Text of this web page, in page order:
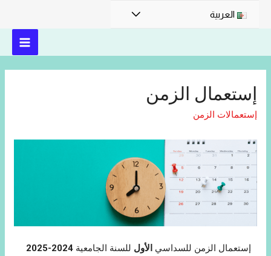
العربية
إستعمال الزمن
إستعمالات الزمن
إستعمال الزمن للسداسي الأول للسنة الجامعية2024-2025